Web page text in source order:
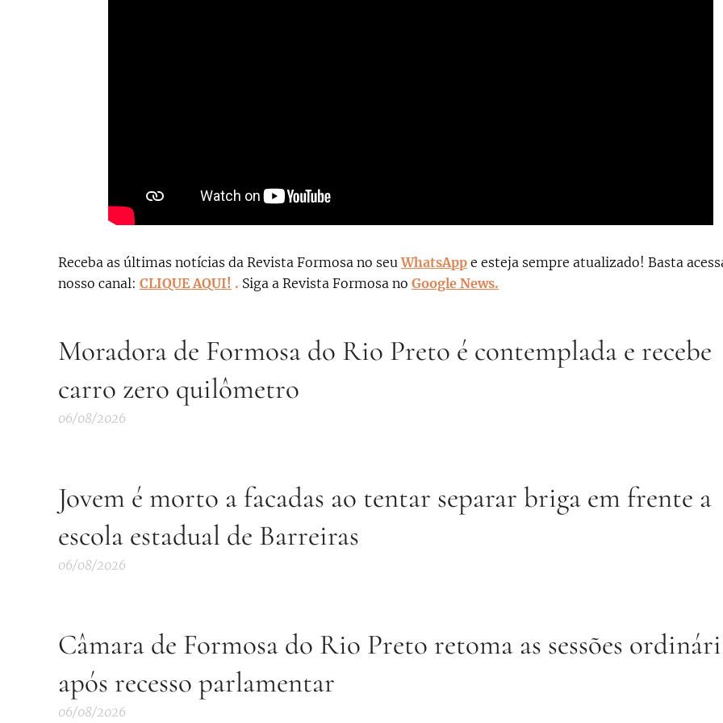
Receba as últimas notícias da Revista Formosa no seuWhatsApp e esteja sempre atualizado! Basta
nosso canal: CLIQUE AQUI! . Siga a Revista Formosa no Google News.
Moradora de Formosa do Rio Preto é contemplada e recebe
carro zero quilômetro
06/08/2026
Jovem é morto a facadas ao tentar separar briga em frente a
escola estadual de Barreiras
06/08/2026
Câmara de Formosa do Rio Preto retoma as sessões
após recesso parlamentar
06/08/2026